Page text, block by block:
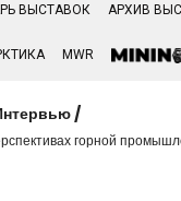
ВЫСТАВОК АРХИВ
MWR
/
горной